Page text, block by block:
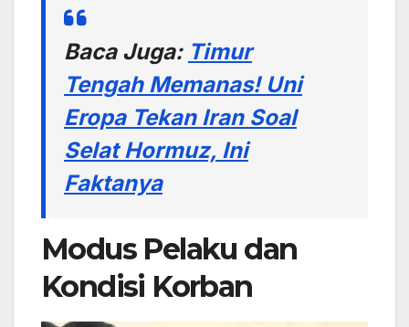
Baca Juga: Timur
Tengah Memanas! Uni
Eropa Tekan Iran Soal
Selat Hormuz, Ini
Faktanya
Modus Pelaku dan
Kondisi Korban